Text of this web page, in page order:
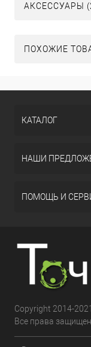
АКСЕССУАРЫ
ПОХОЖИЕ
КАТАЛОГ
НАШИ
ПОМОЩЬ И
Copyright 2014-
Все права